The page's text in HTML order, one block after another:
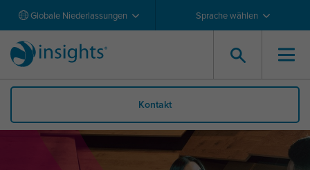
Globale Niederlassungen Sprache wählen
Kontakt